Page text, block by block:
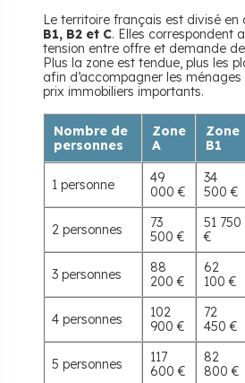
Le territoire français est divisé en
B1, B2 et C. Elles correspondent
tension entre offre et demande
Plus la zone est tendue, plus les
afin d’accompagner les
prix immobiliers importants.
Nombre de
personnes
Zone
A
Zone
B1
1 personne
49
000 €
34
500 €
2 personnes
73
500 €
51 750
€
3 personnes
88
200 €
62
100 €
4 personnes
102
900 €
72
450 €
5 personnes
117
600 €
82
800 €